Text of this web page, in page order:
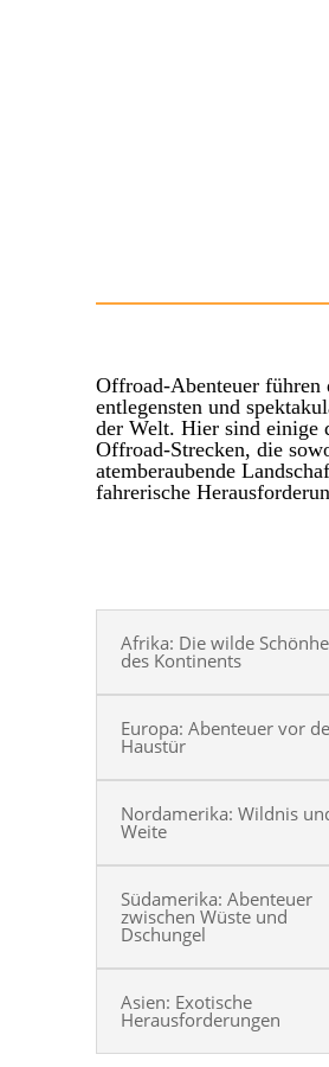
Offroad-Abenteuer führen
entlegensten und
der Welt. Hier sind einige
Offroad-Strecken, die
atemberaubende
fahrerische
Afrika: Die wilde
des Kontinents
Europa: Abenteuer vor
Haustür
Nordamerika: Wildnis
Weite
Südamerika: Abenteuer
zwischen Wüste und
Dschungel
Asien: Exotische
Herausforderungen